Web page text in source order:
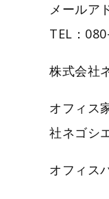
メールア
TEL：
株式会社
オフィス
社ネゴシ
オフィス